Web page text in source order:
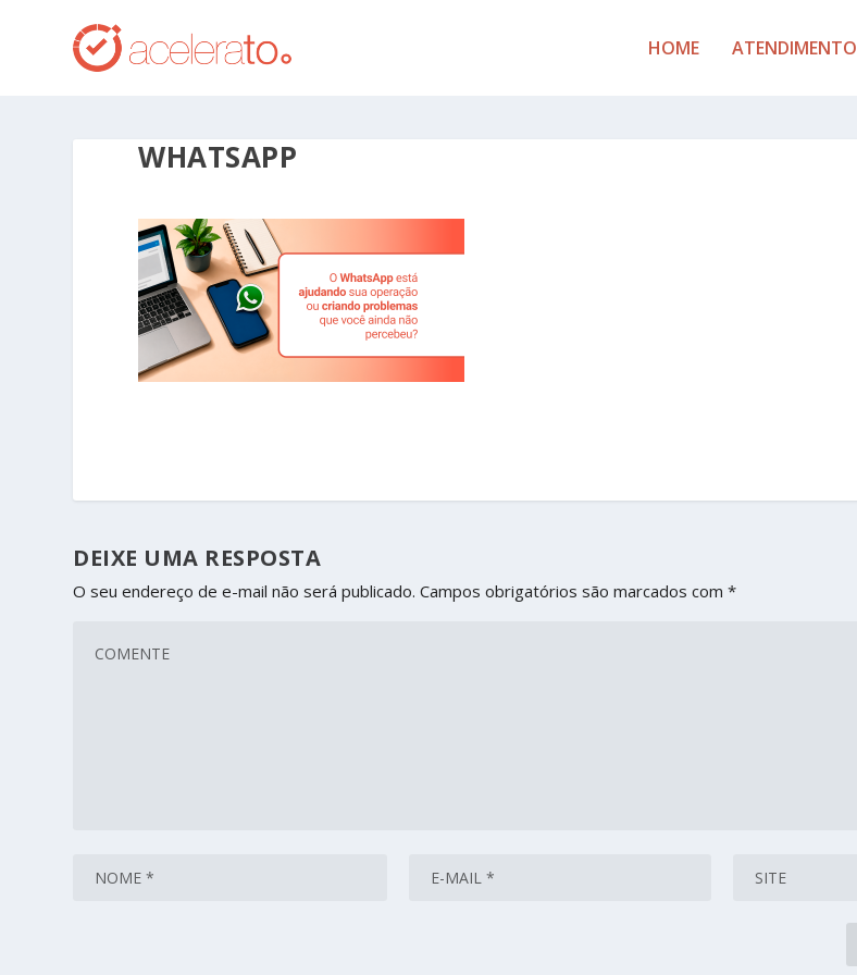
HOME ATENDIMENTO
WHATSAPP
DEIXE UMA RESPOSTA
O seu endereço de e-mail não será publicado. Campos obrigatórios são marcados com*